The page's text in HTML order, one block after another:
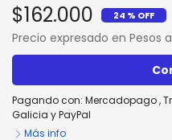
$162.000 24 % OFF
Precio expresado en Pesos
Pagando con: Mercadopago,
Galicia yPayPal
Más info